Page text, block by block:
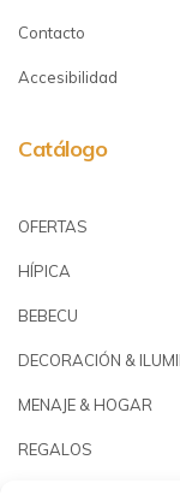
Contacto
Accesibilidad
Catálogo
OFERTAS
HÍPICA
BEBECU
DECORACIÓN &
MENAJE & HOGAR
REGALOS